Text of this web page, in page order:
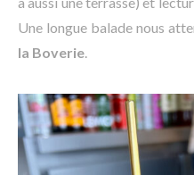
Une longue balade nous
la Boverie